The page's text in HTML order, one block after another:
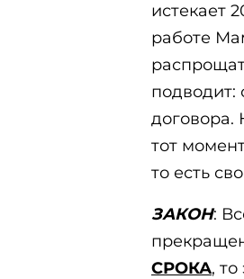
истекает
работе
подводит:
договора.
тот
то есть
ЗАКОН:
СРОКА,